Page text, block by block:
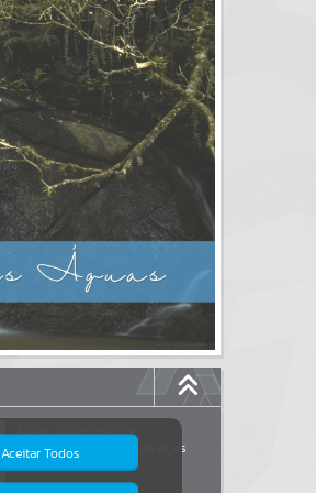
Estão disponíveis no
autoatendimento
serviços
dos quais...
Aceitar Todos